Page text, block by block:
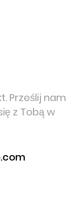
Prześlij nam
z Tobą w